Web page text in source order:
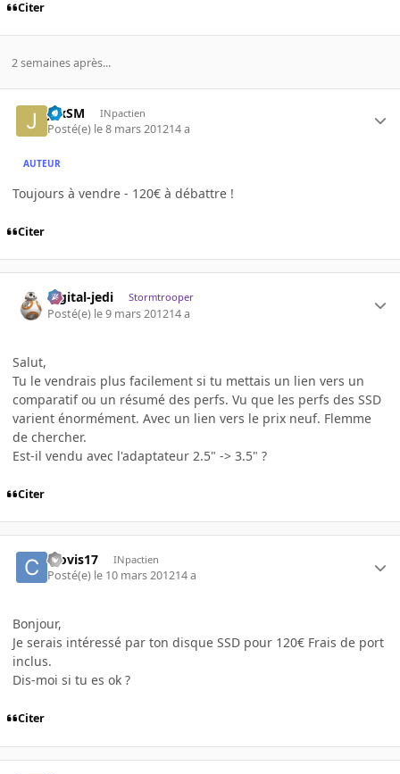
Citer
2 semaines après...
JexSM INpactien
Posté(e) le 8 mars 201214 a
AUTEUR
Toujours à vendre - 120€ à débattre !
Citer
digital-jedi Stormtrooper
Posté(e) le 9 mars 201214 a
Salut,
Tu le vendrais plus facilement si tu mettais un lien vers un
comparatif ou un résumé des perfs. Vu que les perfs des SSD
varient énormément. Avec un lien vers le prix neuf. Flemme
de chercher.
Est-il vendu avec l'adaptateur 2.5" -> 3.5" ?
Citer
Clovis17 INpactien
Posté(e) le 10 mars 201214 a
Bonjour,
Je serais intéressé par ton disque SSD pour 120€ Frais de port
inclus.
Dis-moi si tu es ok ?
Citer